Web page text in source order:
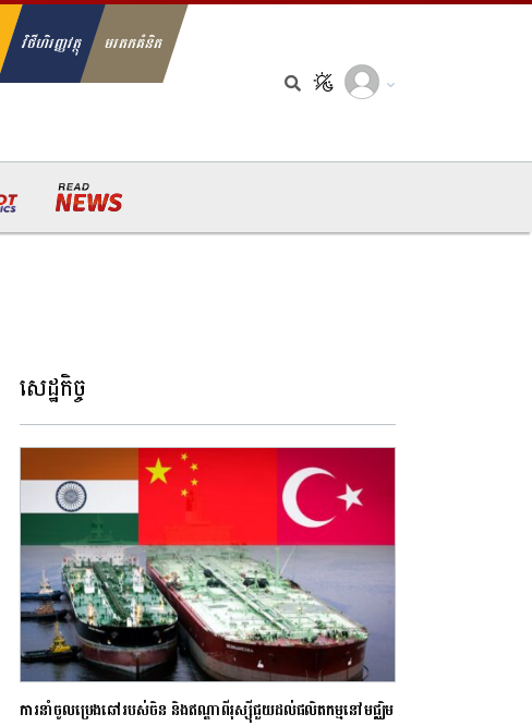
វិថីហិរញ្ញវត្ថុ មរតកគំនិត
សេដ្ឋកិច្ច
ការនាំចូលប្រេងឆៅរបស់ចិន និងឥណ្ឌាពីរុស្ស៊ីជួយដល់ផលិតកម្មនៅមជ្ឈិម